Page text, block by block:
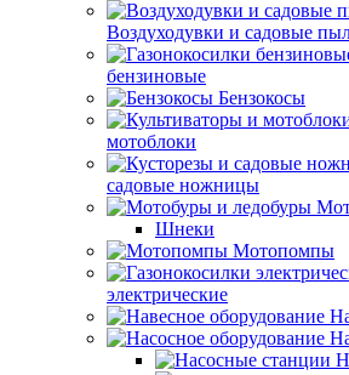
Воздуходувки и садовые
бензиновые
Бензокосы
мотоблоки
садовые ножницы
Шнеки
Мотопомпы
электрические